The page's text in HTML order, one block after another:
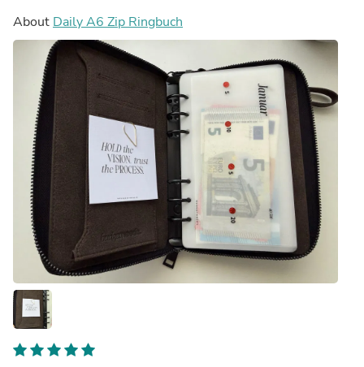
About Daily A6 Zip Ringbuch